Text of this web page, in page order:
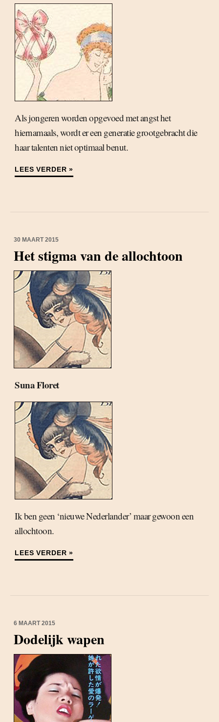
Als jongeren worden opgevoed met angst het
hiernamaals, wordt er een generatie grootgebracht die
haar talenten niet optimaal benut.
LEES VERDER »
30 MAART 2015
Het stigma van de allochtoon
Suna Floret
Ik ben geen ‘nieuwe Nederlander’ maar gewoon een
allochtoon.
LEES VERDER »
6 MAART 2015
Dodelijk wapen